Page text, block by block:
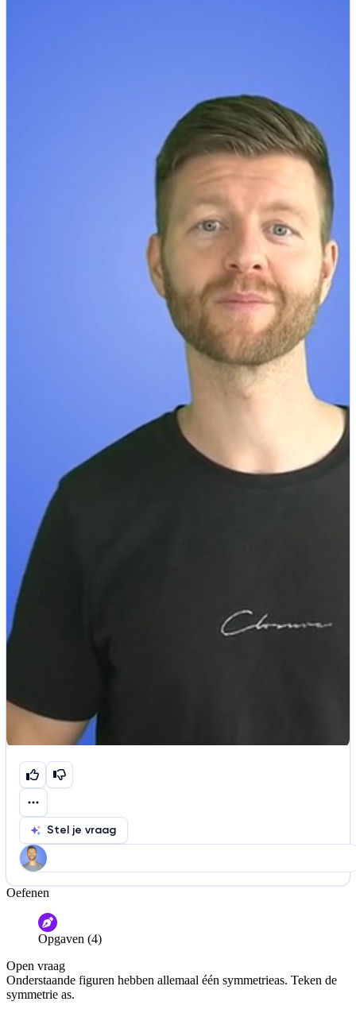
Stel je vraag
Help ons de video te verbeteren
De audio is slecht
Informatie is onjuist
De docent is te langdradig
De uitleg gaat te langzaam
Oefenen
Opgaven (4)
Open vraag
Onderstaande figuren hebben allemaal één symmetrieas. Teken de
symmetrie as.